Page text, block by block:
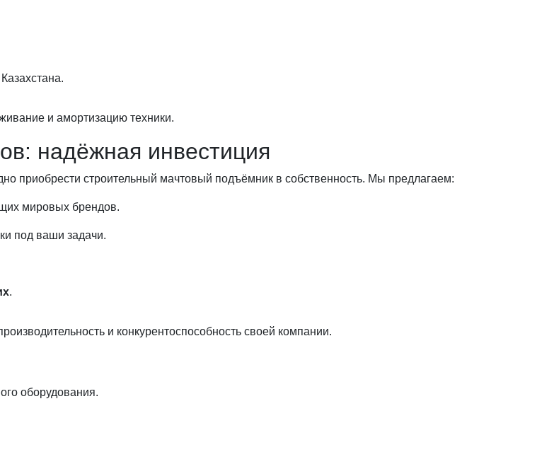
и амортизацию техники.
надёжная инвестиция
приобрести строительный мачтовый подъёмник в собственность. Мы предлагаем:
мировых брендов.
под ваши задачи.
.
и конкурентоспособность своей компании.
оборудования.